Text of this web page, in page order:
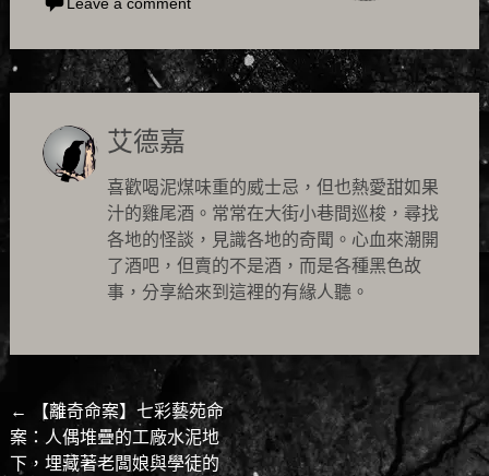
艾德嘉
喜歡喝泥煤味重的威士忌，但也熱愛甜如果
汁的雞尾酒。常常在大街小巷間巡梭，尋找
各地的怪談，見識各地的奇聞。心血來潮開
了酒吧，但賣的不是酒，而是各種黑色故
事，分享給來到這裡的有緣人聽。
Post
navigation
←
【離奇命案】七彩藝苑命
案：人偶堆疊的工廠水泥地
下，埋藏著老闆娘與學徒的